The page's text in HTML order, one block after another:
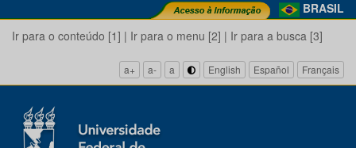
BRASIL
Ir para o conteúdo [1] | Ir para o menu [2] | Ir para a busca [3]
a+ a- a English Español Français